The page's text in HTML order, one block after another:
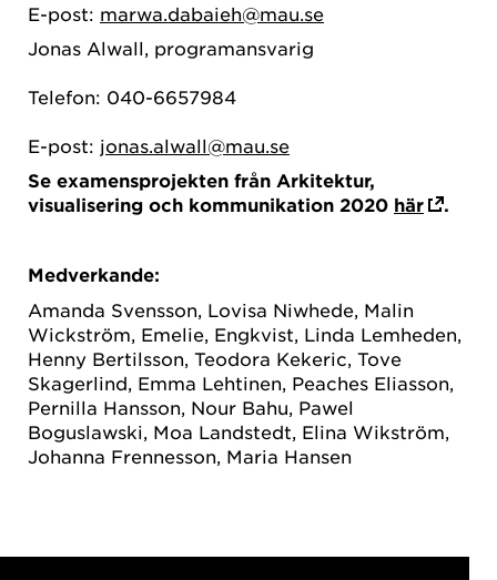
E-post: marwa.dabaieh@mau.se
Jonas Alwall, programansvarig
Telefon: 040-6657984
E-post: jonas.alwall@mau.se
Se examensprojekten från Arkitektur,
visualisering och kommunikation 2020 här .
Medverkande:
Amanda Svensson, Lovisa Niwhede, Malin
Wickström, Emelie, Engkvist, Linda Lemheden,
Henny Bertilsson, Teodora Kekeric, Tove
Skagerlind, Emma Lehtinen, Peaches Eliasson,
Pernilla Hansson, Nour Bahu, Pawel
Boguslawski, Moa Landstedt, Elina Wikström,
Johanna Frennesson, Maria Hansen